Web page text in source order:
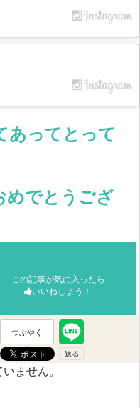
あってとって
めでとうござ
この記事が気に入ったら
いいねしよう！
つぶやく
ません。